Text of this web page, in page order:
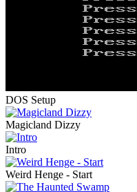
DOS Setup
Magicland Dizzy
Intro
Weird Henge - Start